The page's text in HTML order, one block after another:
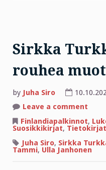
Sirkka
rouhea
by Juha Siro
Leave a comment
–
Finlandiapalkinnot,
Suosikkikirjat, Tietokirjat
Juha Siro, Sirkka
Tammi, Ulla Janhonen